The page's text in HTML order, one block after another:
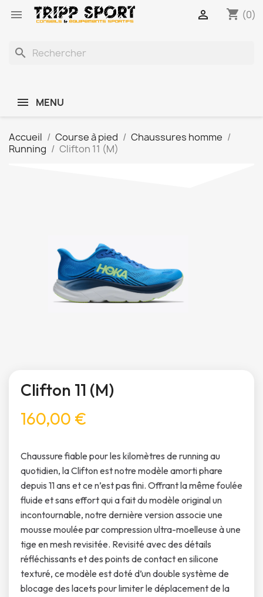
 shopping_cart (0)

search
MENU
Accueil Course à pied
Chaussures homme
Running
Clifton 11 (M)
Clifton 11 (M)
160,00 €
Chaussure fiable pour les kilomètres de running au
quotidien, la Clifton est notre modèle amorti phare
depuis 11 ans et ce n’est pas fini. Offrant la même foulée
fluide et sans effort qui a fait du modèle original un
incontournable, notre dernière version associe une
mousse moulée par compression ultra-moelleuse à une
tige en mesh revisitée. Revisité avec des détails
réfléchissants et des points de contact en silicone
texturé, ce modèle est doté d’un double système de
blocage des lacets pour limiter le déplacement de la